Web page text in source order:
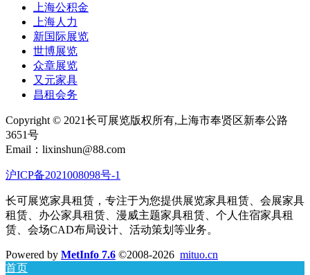
上海公积金
上海人力
新国际展览
世博展览
众章展览
又元家具
昌租会务
Copyright © 2021长可展览版权所有,上海市奉贤区新奉公路
3651号
Email：lixinshun@88.com
沪ICP备2021008098号-1
长可展览家具租赁，专注于为您提供展览家具租赁、会展家具
租赁、办公家具租赁、漫威主题家具租赁、个人住宿家具租
赁、会场CAD布局设计、活动策划等业务。
Powered by MetInfo 7.6 ©2008-2026 mituo.cn
首页